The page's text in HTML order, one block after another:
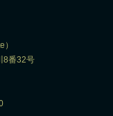
）
8番32号